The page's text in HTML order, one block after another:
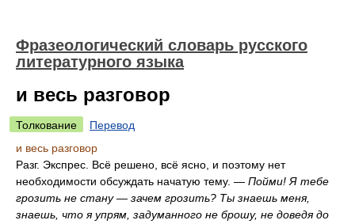
Фразеологический словарь русского
литературного языка
и весь разговор
Толкование
Перевод
и весь разговор
Разг. Экспрес. Всё решено, всё ясно, и поэтому нет
необходимости обсуждать начатую тему. — Пойми! Я тебе
грозить не стану — зачем грозить? Ты знаешь меня,
знаешь, что я упрям, задуманного не брошу, не доведя до